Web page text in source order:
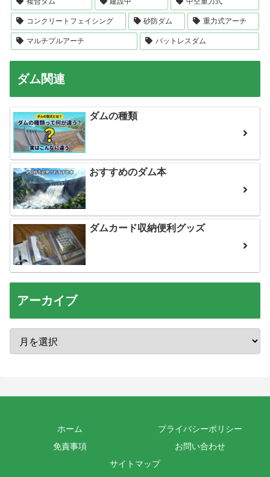
コンクリートフェイシング 砂防ダム 重力式アーチ
マルチプルアーチ バットレスダム
ダム関連
ダムの種類
おすすめのダム本
ダムカード収納便利グッズ
アーカイブ
ホーム
プライバシーポリシー
免責事項
お問い合わせ
サイトマップ